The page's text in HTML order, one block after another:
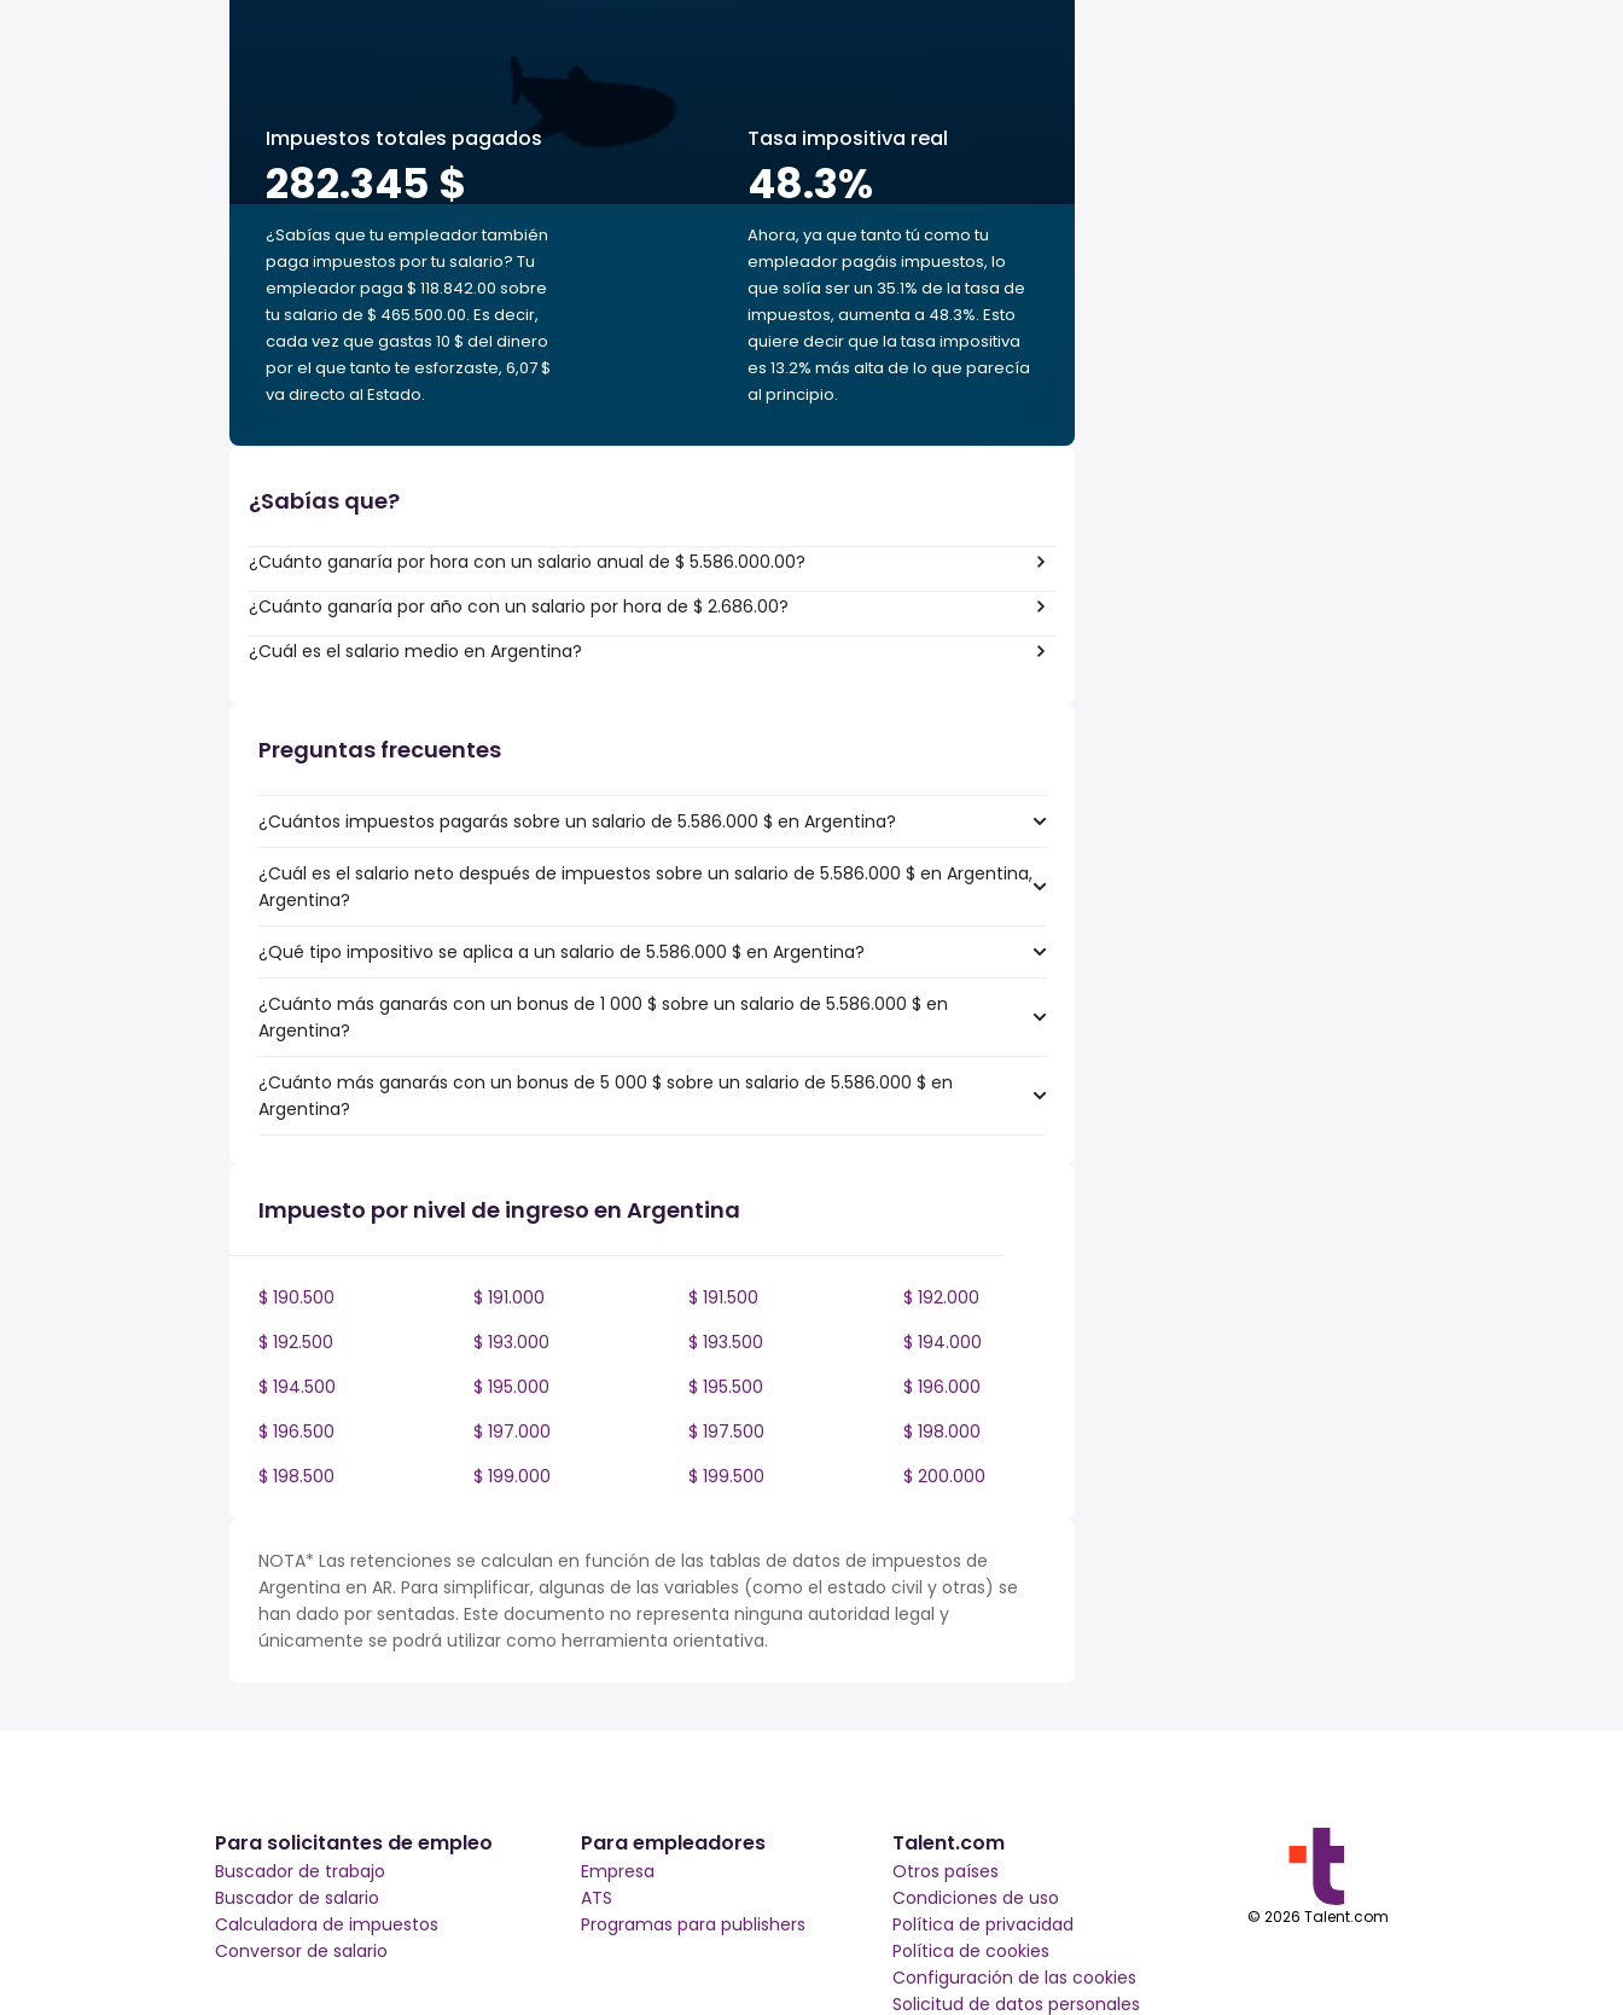
Impuestos totales pagados
282.345 $
¿Sabías que tu empleador también
paga impuestos por tu salario? Tu
empleador paga $ 118.842.00 sobre
tu salario de $ 465.500.00. Es decir,
cada vez que gastas 10 $ del dinero
por el que tanto te esforzaste, 6,07 $
va directo al Estado.
Tasa impositiva real
48.3%
Ahora, ya que tanto tú como tu
empleador pagáis impuestos, lo
que solía ser un 35.1% de la tasa de
impuestos, aumenta a 48.3%. Esto
quiere decir que la tasa impositiva
es 13.2% más alta de lo que parecía
al principio.
¿Sabías que?
¿Cuánto ganaría por hora con un salario anual de $ 5.586.000.00?
¿Cuánto ganaría por año con un salario por hora de $ 2.686.00?
¿Cuál es el salario medio en Argentina?
Preguntas frecuentes
¿Cuántos impuestos pagarás sobre un salario de 5.586.000 $ en Argentina?
¿Cuál es el salario neto después de impuestos sobre un salario de 5.586.000 $ en Argentina,
Argentina?
¿Qué tipo impositivo se aplica a un salario de 5.586.000 $ en Argentina?
¿Cuánto más ganarás con un bonus de 1 000 $ sobre un salario de 5.586.000 $ en
Argentina?
¿Cuánto más ganarás con un bonus de 5 000 $ sobre un salario de 5.586.000 $ en
Argentina?
Impuesto por nivel de ingreso en Argentina
$ 190.500 $ 191.000 $ 191.500
$ 192.000
$ 192.500
$ 193.000 $ 193.500
$ 194.000
$ 194.500
$ 195.000 $ 195.500
$ 196.000
$ 196.500
$ 197.000 $ 197.500
$ 198.000
$ 198.500
$ 199.000 $ 199.500 $ 200.000
NOTA* Las retenciones se calculan en función de las tablas de datos de impuestos de
Argentina en AR. Para simplificar, algunas de las variables (como el estado civil y otras) se
han dado por sentadas. Este documento no representa ninguna autoridad legal y
únicamente se podrá utilizar como herramienta orientativa.
Para solicitantes de empleo
Buscador de trabajo
Buscador de salario
Calculadora de impuestos
Conversor de salario
Para empleadores
Empresa
ATS
Programas para publishers
Talent.com
Otros países
Condiciones de uso
Política de privacidad
Política de cookies
Configuración de las cookies
Solicitud de datos personales
© 2026 Talent.com